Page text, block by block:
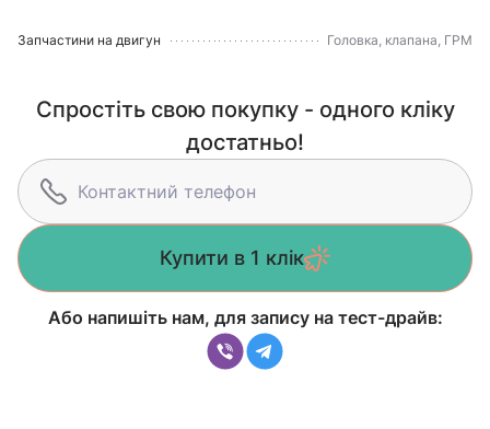
Запчастини на двигун Головка, клапана, ГРМ
Спростіть свою покупку - одного кліку
достатньо!
Купити в 1 клік
Або напишіть нам, для запису на тест-драйв: